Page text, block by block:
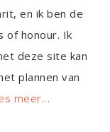
en ik ben de
of honour. Ik
deze site kan
plannen van
meer…